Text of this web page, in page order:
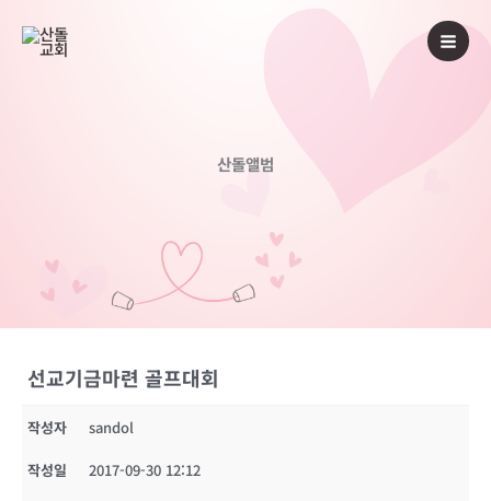
산돌앨범
선교기금마련 골프대회
작성자 sandol
작성일 2017-09-30 12:12